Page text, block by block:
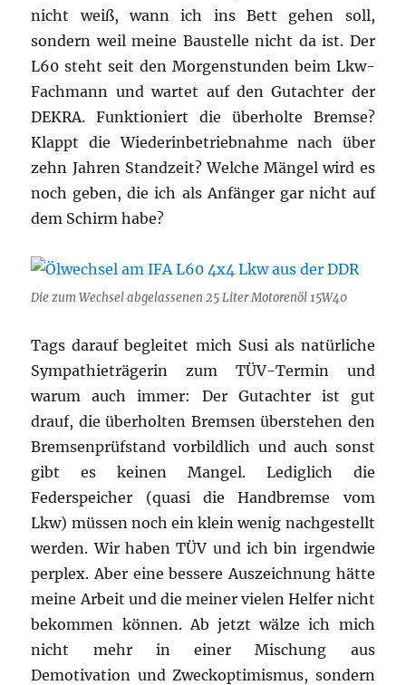
nicht weiß, wann ich ins Bett gehen soll,
sondern weil meine Baustelle nicht da ist. Der
L60 steht seit den Morgenstunden beim Lkw-
Fachmann und wartet auf den Gutachter der
DEKRA. Funktioniert die überholte Bremse?
Klappt die Wiederinbetriebnahme nach über
zehn Jahren Standzeit? Welche Mängel wird es
noch geben, die ich als Anfänger gar nicht auf
dem Schirm habe?
Die zum Wechsel abgelassenen 25 Liter Motorenöl 15W40
Tags darauf begleitet mich Susi als natürliche
Sympathieträgerin zum TÜV-Termin und
warum auch immer: Der Gutachter ist gut
drauf, die überholten Bremsen überstehen den
Bremsenprüfstand vorbildlich und auch sonst
gibt es keinen Mangel. Lediglich die
Federspeicher (quasi die Handbremse vom
Lkw) müssen noch ein klein wenig nachgestellt
werden. Wir haben TÜV und ich bin irgendwie
perplex. Aber eine bessere Auszeichnung hätte
meine Arbeit und die meiner vielen Helfer nicht
bekommen können. Ab jetzt wälze ich mich
nicht mehr in einer Mischung aus
Demotivation und Zweckoptimismus, sondern